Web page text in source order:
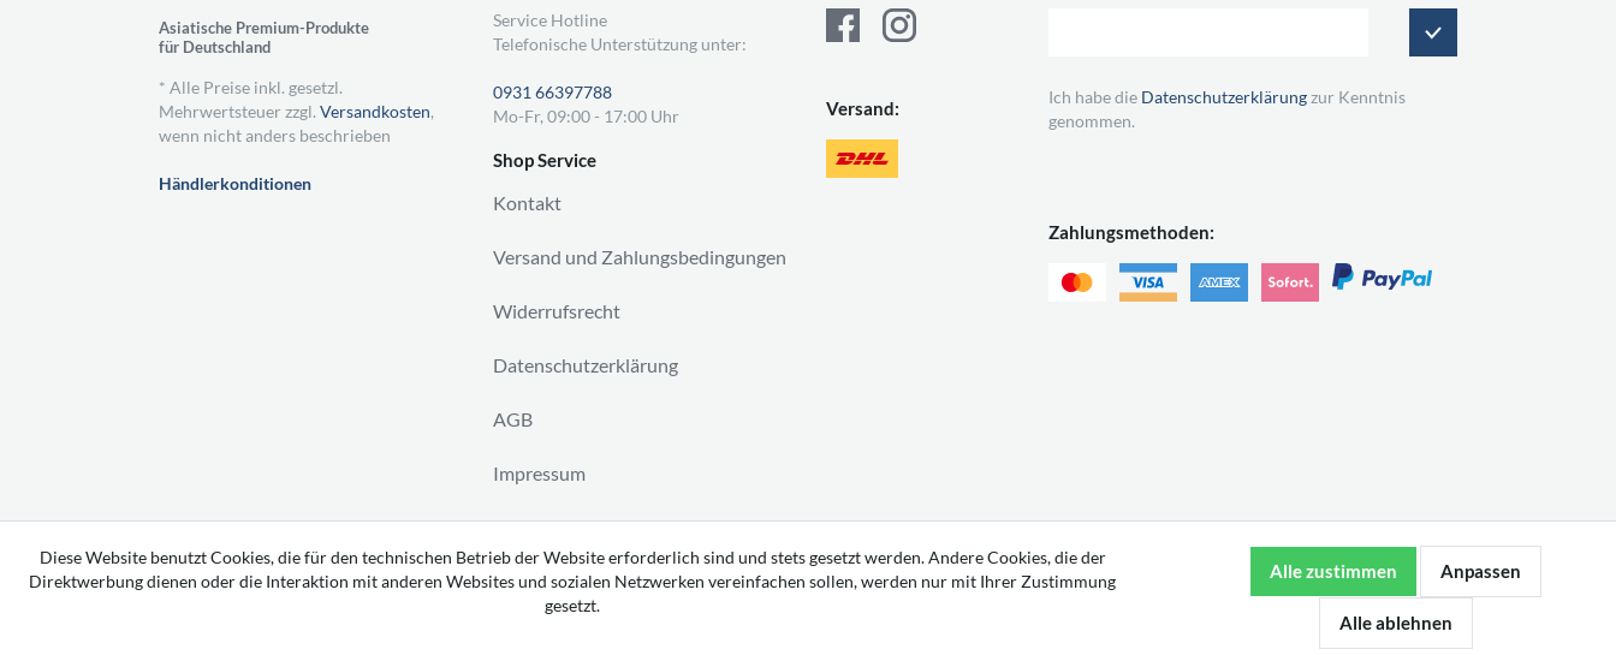
Asiatische Premium-Produkte
für Deutschland
* Alle Preise inkl. gesetzl.
Mehrwertsteuer zzgl. Versandkosten,
wenn nicht anders beschrieben
Händlerkonditionen
Service Hotline
Telefonische Unterstützung unter:
0931 66397788
Mo-Fr, 09:00 - 17:00 Uhr
Shop Service
Kontakt
Versand und Zahlungsbedingungen
Widerrufsrecht
Datenschutzerklärung
AGB
Impressum
Vertrag widerrufen
Versand:
Ich habe die Datenschutzerklärungzur Kenntnis
genommen.
Zahlungsmethoden:
Diese Website benutzt Cookies, die für den technischen Betrieb der Website erforderlich sind und stets gesetzt werden. Andere Cookies, die der
Direktwerbung dienen oder die Interaktion mit anderen Websites und sozialen Netzwerken vereinfachen sollen, werden nur mit Ihrer Zustimmung
gesetzt.